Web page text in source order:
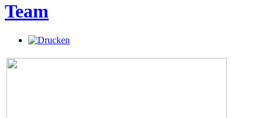
Team